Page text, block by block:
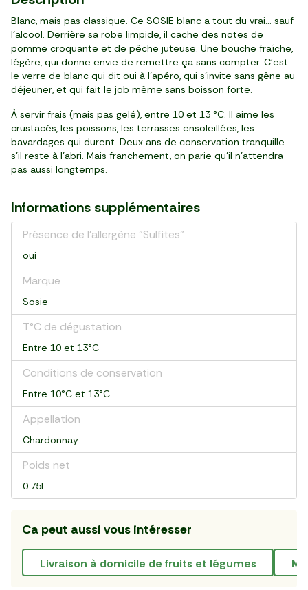
Blanc, mais pas classique. Ce SOSIE blanc a tout du vrai… sauf
l’alcool. Derrière sa robe limpide, il cache des notes de
pomme croquante et de pêche juteuse. Une bouche fraîche,
légère, qui donne envie de remettre ça sans compter. C’est
le verre de blanc qui dit oui à l’apéro, qui s’invite sans gêne au
déjeuner, et qui fait le job même sans boisson forte.
À servir frais (mais pas gelé), entre 10 et 13 °C. Il aime les
crustacés, les poissons, les terrasses ensoleillées, les
bavardages qui durent. Deux ans de conservation tranquille
s’il reste à l’abri. Mais franchement, on parie qu’il n’attendra
pas aussi longtemps.
Informations supplémentaires
Présence de l'allergène "Sulfites"
oui
Marque
Sosie
T°C de dégustation
Entre 10 et 13°C
Conditions de conservation
Entre 10°C et 13°C
Appellation
Chardonnay
Poids net
0.75L
Ca peut aussi vous intéresser
livraison à domicile de fruits et légumes